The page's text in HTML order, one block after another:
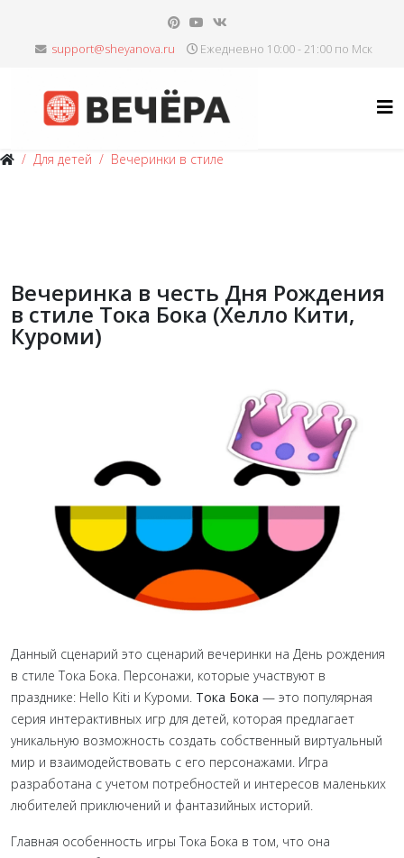
Ежедневно 10:00 - 21:00 по Мск
Для детей Вечеринки в стиле
Вечеринка в честь Дня Рождения
в стиле Тока Бока (Хелло Кити,
Куроми)
Данный сценарий это сценарий вечеринки на День рождения
в стиле Тока Бока. Персонажи, которые участвуют в
празднике: Hello Kiti и Куроми. Тока Бока — это популярная
серия интерактивных игр для детей, которая предлагает
уникальную возможность создать собственный виртуальный
мир и взаимодействовать с его персонажами. Игра
разработана с учетом потребностей и интересов маленьких
любителей приключений и фантазийных историй.
Главная особенность игры Тока Бока в том, что она